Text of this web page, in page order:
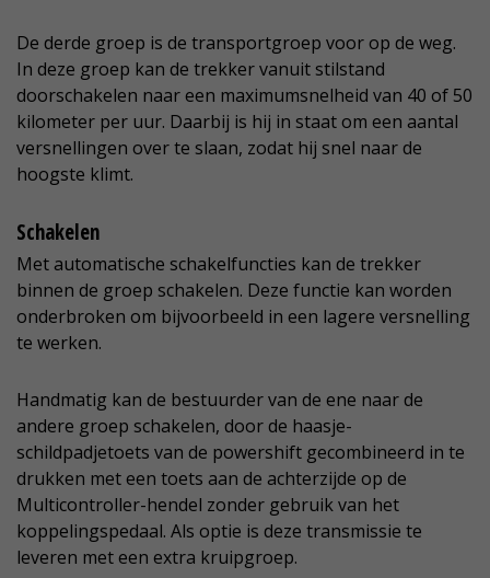
De derde groep is de transportgroep voor op de weg.
In deze groep kan de trekker vanuit stilstand
doorschakelen naar een maximumsnelheid van 40 of 50
kilometer per uur. Daarbij is hij in staat om een aantal
versnellingen over te slaan, zodat hij snel naar de
hoogste klimt.
Schakelen
Met automatische schakelfuncties kan de trekker
binnen de groep schakelen. Deze functie kan worden
onderbroken om bijvoorbeeld in een lagere versnelling
te werken.
Handmatig kan de bestuurder van de ene naar de
andere groep schakelen, door de haasje-
schildpadjetoets van de powershift gecombineerd in te
drukken met een toets aan de achterzijde op de
Multicontroller-hendel zonder gebruik van het
koppelingspedaal. Als optie is deze transmissie te
leveren met een extra kruipgroep.